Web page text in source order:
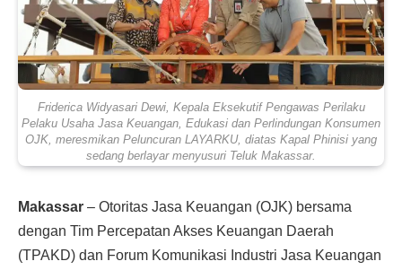
Friderica Widyasari Dewi, Kepala Eksekutif Pengawas Perilaku
Pelaku Usaha Jasa Keuangan, Edukasi dan Perlindungan Konsumen
OJK, meresmikan Peluncuran LAYARKU, diatas Kapal Phinisi yang
sedang berlayar menyusuri Teluk Makassar.
Makassar – Otoritas Jasa Keuangan (OJK) bersama
dengan Tim Percepatan Akses Keuangan Daerah
(TPAKD) dan Forum Komunikasi Industri Jasa Keuangan